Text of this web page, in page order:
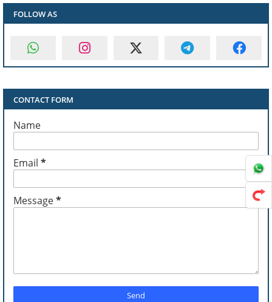
FOLLOW AS
CONTACT FORM
Name
Email *
Message*